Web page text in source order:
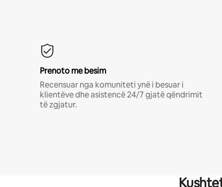
Prenoto me besim
Recensuar nga komuniteti ynë i besuar i
klientëve dhe asistencë 24/7 gjatë qëndrimit
të zgjatur.